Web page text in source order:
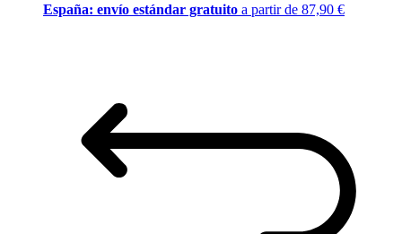
España: envío estándar gratuito a partir de 87,90 €